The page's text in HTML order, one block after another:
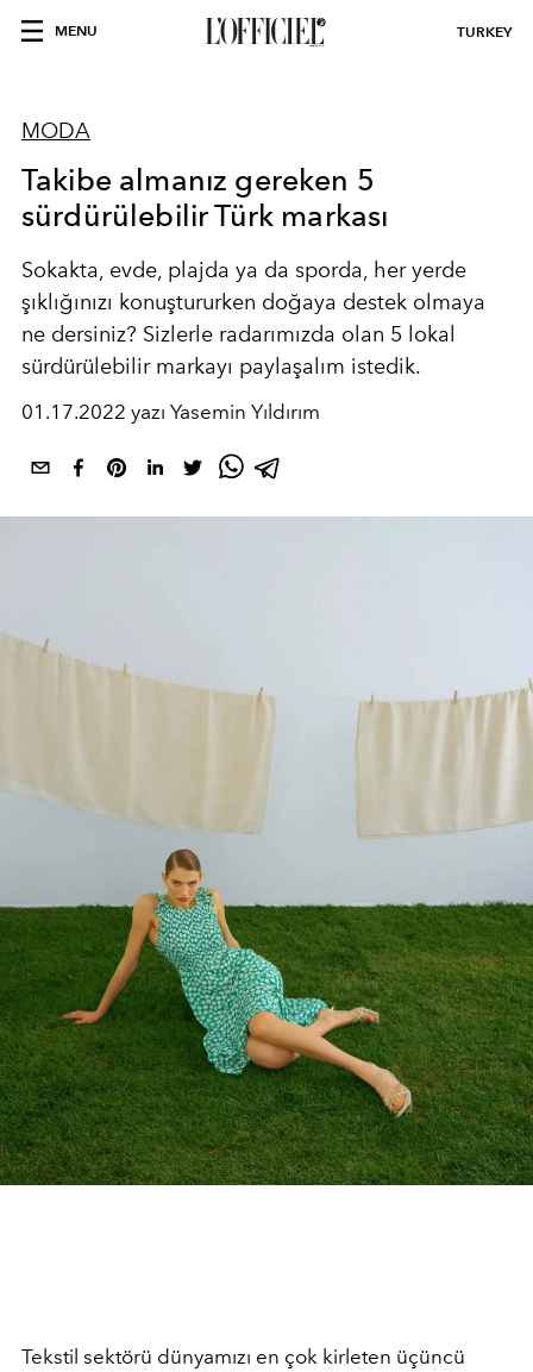
MENU TURKEY
MODA
Takibe almanız gereken 5
sürdürülebilir Türk markası
Sokakta, evde, plajda ya da sporda, her yerde
şıklığınızı konuştururken doğaya destek olmaya
ne dersiniz? Sizlerle radarımızda olan 5 lokal
sürdürülebilir markayı paylaşalım istedik.
01.17.2022 yazı Yasemin Yıldırım
Tekstil sektörü dünyamızı en çok kirleten üçüncü